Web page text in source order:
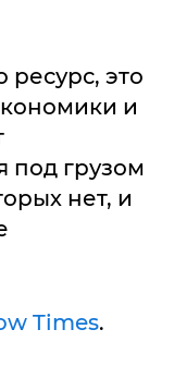
ресурс, это
и
под грузом
нет, и
Times.